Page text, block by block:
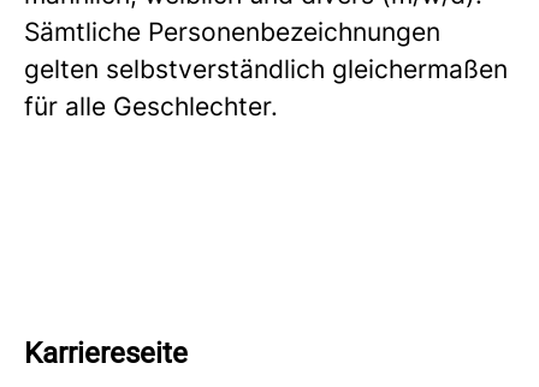
Sämtliche Personenbezeichnungen
gelten selbstverständlich gleichermaßen
für alle Geschlechter.
Karriereseite